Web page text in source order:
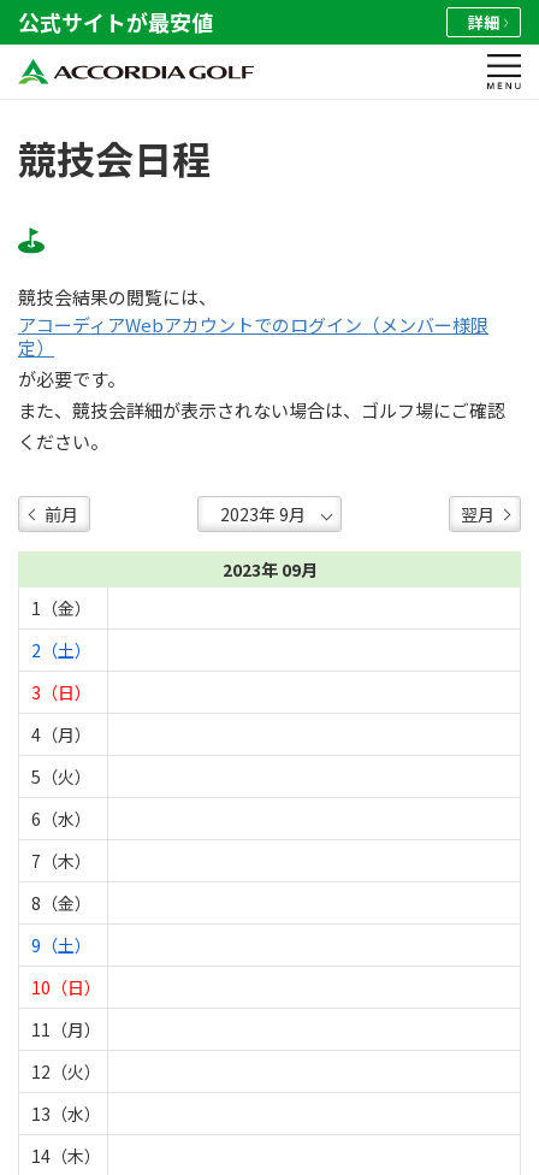
公式サイトが最安値 詳細
競技会日程
競技会結果の閲覧には、
アコーディアWebアカウントでのログイン（メンバー様限
定）
が必要です。
また、競技会詳細が表示されない場合は、ゴルフ場にご確認
ください。
前月 翌月
2023年 09月
1（金）
2（土）
3（日）
4（月）
5（火）
6（水）
7（木）
8（金）
9（土）
10（日）
11（月）
12（火）
13（水）
14（木）